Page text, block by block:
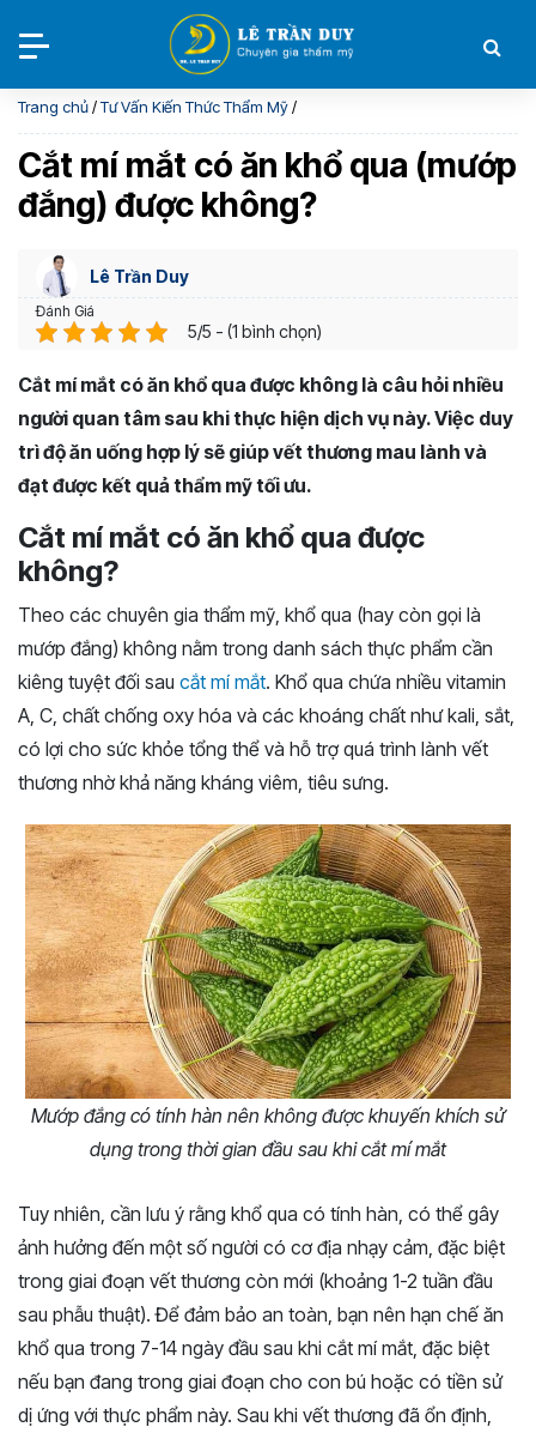
Trang chủ/Tư Vấn Kiến Thức Thẩm Mỹ/
Cắt mí mắt có ăn khổ qua (mướp
đắng) được không?
Lê Trần Duy
Đánh Giá
5/5 - (1 bình chọn)
Cắt mí mắt có ăn khổ qua được không là câu hỏi nhiều
người quan tâm sau khi thực hiện dịch vụ này. Việc duy
trì độ ăn uống hợp lý sẽ giúp vết thương mau lành và
đạt được kết quả thẩm mỹ tối ưu.
Cắt mí mắt có ăn khổ qua được
không?
Theo các chuyên gia thẩm mỹ, khổ qua (hay còn gọi là
mướp đắng) không nằm trong danh sách thực phẩm cần
kiêng tuyệt đối sau cắt mí mắt. Khổ qua chứa nhiều vitamin
A, C, chất chống oxy hóa và các khoáng chất như kali, sắt,
có lợi cho sức khỏe tổng thể và hỗ trợ quá trình lành vết
thương nhờ khả năng kháng viêm, tiêu sưng.
Mướp đắng có tính hàn nên không được khuyến khích sử
dụng trong thời gian đầu sau khi cắt mí mắt
Tuy nhiên, cần lưu ý rằng khổ qua có tính hàn, có thể gây
ảnh hưởng đến một số người có cơ địa nhạy cảm, đặc biệt
trong giai đoạn vết thương còn mới (khoảng 1-2 tuần đầu
sau phẫu thuật). Để đảm bảo an toàn, bạn nên hạn chế ăn
khổ qua trong 7-14 ngày đầu sau khi cắt mí mắt, đặc biệt
nếu bạn đang trong giai đoạn cho con bú hoặc có tiền sử
dị ứng với thực phẩm này. Sau khi vết thương đã ổn định,